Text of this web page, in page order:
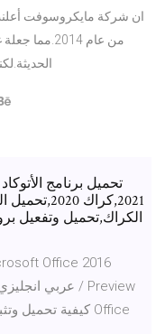
ان شركة مايكروسوفت أعلنت
من عام
2021,كراك
الكراك,تحميل وتفعيل